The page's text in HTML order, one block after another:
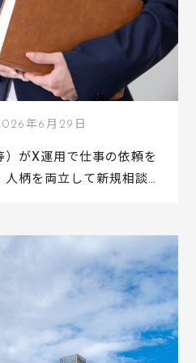
年6月29日
がX運用で仕事の依頼を
柄を両立して新規相談に